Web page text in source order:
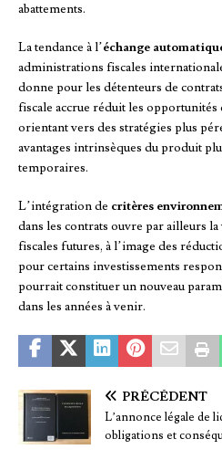
abattements.
La tendance à l’échange
administrations fiscales
donne pour les détenteurs de
fiscale accrue réduit les
orientant vers des stratégies plus
avantages intrinsèques du produit
temporaires.
L’intégration de critères
dans les contrats ouvre par ailleurs
fiscales futures, à l’image des
pour certains investissements
pourrait constituer un nouveau
dans les années à venir.
PRÉCÉDENT
L’annonce légale de
obligations et